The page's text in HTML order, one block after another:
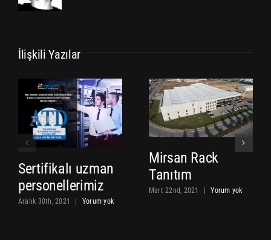
İlişkili Yazılar
Sertifikalı uzman
personellerimiz
Aralık 30th, 2021 Yorum yok
Mirsan Rack
Tanıtım
Mart 22nd, 2021 Yorum yok